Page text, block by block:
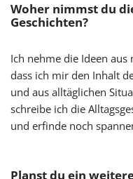
Woher nimmst du
Geschichten?
Ich nehme die Ideen
dass ich mir den Inhalt
und aus alltäglichen
schreibe ich die
und erfinde noch
Planst du ein